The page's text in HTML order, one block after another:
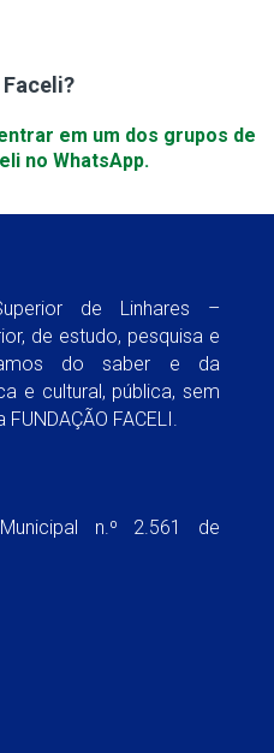
em um dos grupos de
no WhatsApp.
de Linhares –
de estudo, pesquisa e
do saber e da
e cultural, pública, sem
FACELI.
n.º 2.561 de